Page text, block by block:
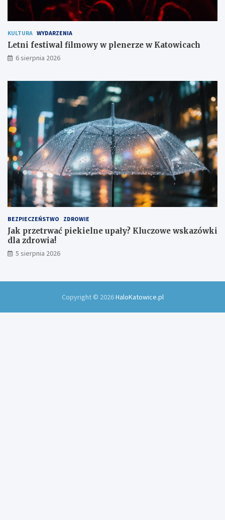
KULTURA WYDARZENIA
Letni festiwal filmowy w plenerze w Katowicach
6 sierpnia 2026
BEZPIECZEŃSTWO ZDROWIE
Jak przetrwać piekielne upały? Kluczowe wskazówki
dla zdrowia!
5 sierpnia 2026
Copyright © 2026HaloKatowice.pl